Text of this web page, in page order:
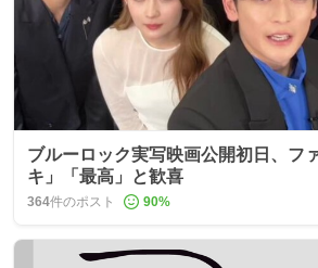
ブルーロック実写映画公開初日、フ
キ」「最高」と歓喜
364件のポスト 90%